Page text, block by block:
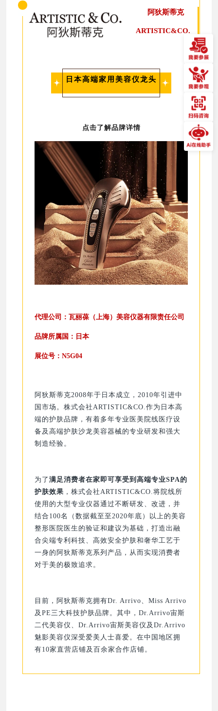
阿狄斯蒂克
ARTISTIC&CO.
日本高端家用美容仪龙头
点击了解品牌详情
代理公司：瓦丽葆（上海）美容仪器有限责任公司
品牌所属国：日本
展位号：N5G04
阿狄斯蒂克2008年于日本成立，2010年引进中
国市场。株式会社ARTISTIC&CO.作为日本高
端的护肤品牌，有着多年专业医美院线医疗设
备及高端护肤沙龙美容器械的专业研发和强大
制造经验。
为了满足消费者在家即可享受到高端专业SPA的
护肤效果 ，株式会社ARTISTIC&CO.将院线所
使用的大型专业仪器通过不断研发、改进，并
结合100名（数据截至至2020年底）以上的美容
整形医院医生的验证和建议为基础，打造出融
合尖端专利科技、高效安全护肤和奢华工艺于
一身的阿狄斯蒂克系列产品，从而实现消费者
对于美的极致追求。
目前，阿狄斯蒂克拥有Dr. Arrivo、Miss Arrivo
及PE三大科技护肤品牌。其中，Dr.Arrivo宙斯
二代美容仪、Dr.Arrivo宙斯美容仪及Dr.Arrivo
魅影美容仪深受爱美人士喜爱。在中国地区拥
有10家直营店铺及百余家合作店铺。